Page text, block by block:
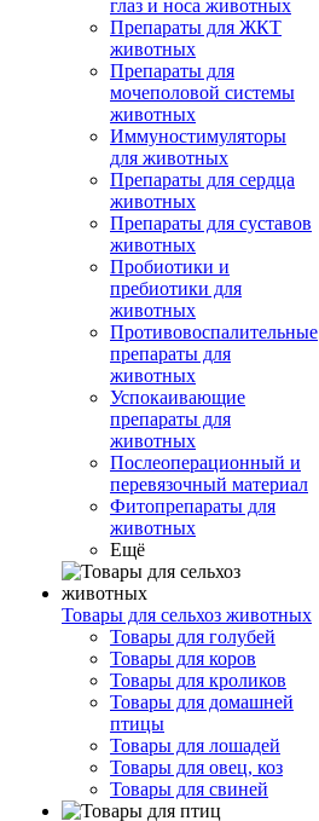
глаз и носа животных
Препараты для ЖКТ
животных
Препараты для
мочеполовой системы
животных
Иммуностимуляторы
для животных
Препараты для сердца
животных
Препараты для суставов
животных
Пробиотики и
пребиотики для
животных
Противовоспалительные
препараты для
животных
Успокаивающие
препараты для
животных
Послеоперационный и
перевязочный материал
Фитопрепараты для
животных
Ещё
Товары для сельхоз животных
Товары для голубей
Товары для коров
Товары для кроликов
Товары для домашней
птицы
Товары для лошадей
Товары для овец, коз
Товары для свиней